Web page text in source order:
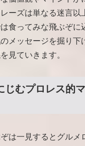
ーズは単なる迷言以
食ってみな飛ぶぞに
メッセージを掘り下
見ていきます。
じむプロレス的
は一見するとグルメ